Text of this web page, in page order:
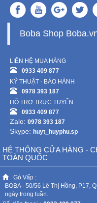
Boba Shop
LIÊN HỆ MUA HÀNG
0933 409 877
KỸ THUẬT - BẢO HÀNH
0978 393 187
HỖ TRỢ TRỰC TUYẾN
0933 409 877
Zalo: 0978 393 187
Skype: huyt_huyphu.sp
HỆ THỐNG CỬA HÀNG -
TOÀN QUỐC
Gò Vấp :
BOBA - 50/56 Lê Thị Hồng, P17,
ngày trong tuần.